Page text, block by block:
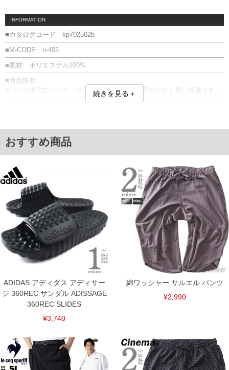
INFORMATION
■カタログコード kp702502b
■M-CODE n-405
■素材 ポリエステル100%
■商品説明
ケイパの6分丈パンツ。ワッフル素材で肌接地面が少なく夏に最適です。
4L/132/133/40.0/40/36
5L/138/139/41.5/41/37
6L/144/145/43.0/42/38
※【返品交換について】
返品交換希望の方は、商品到着後1週間以内にご連絡ください。
下着(肌着)やワイシャツは商品の性質上、返品交換不可とさせて頂いております。予め
ご了承くださいませ。
※【ボトムの裾上げをご希望の場合】
裾上げ料金は500円+税となります。
備考欄に股下●cmとご記入下さい。（裾上げ無料対象商品は1本につき税込6,000円以
上の品が対象。1本5,999円以下の商品は有料（500円+税）となります。）
出荷まで約1週間～20日間程お時間を頂く場合がございます。
尚、裾上げした商品は返品・交換不可となりますので、予めご了承下さい。
一部、お直しに対応出来ない商品がございます。(例：裾にファスナーや調節ひもが付
いている、極端なデザインが施されている等)
※商品によって若干のサイズの誤差がございます。また、お客様がご使用の環境（コ
ンピュータ画面）によって、商品の色味が若干異なる場合がございます。予めご了承
ください。
舗からのお取り寄せ等により、お客様にご迷惑をお掛けしてしまう場合がございま
連絡させて頂きますので予めご了承ください。
ITEM INTRODUCTION
続きを見る＋
おすすめ商品
ADIDAS アディダス アディサー
ジ 360REC サンダル ADISSAGE
360REC SLIDES
¥3,740
綿ワッシャー サルエル パンツ
¥2,990